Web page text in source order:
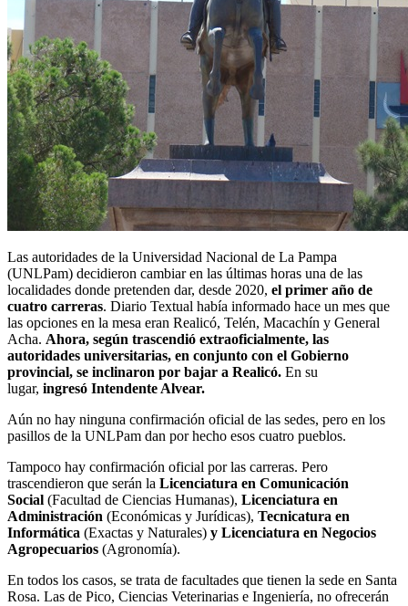
Las autoridades de la Universidad Nacional de La Pampa
(UNLPam) decidieron cambiar en las últimas horas una de las
localidades donde pretenden dar, desde 2020, el primer año de
cuatro carreras. Diario Textual había informado hace un mes que
las opciones en la mesa eran Realicó, Telén, Macachín y General
Acha. Ahora, según trascendió extraoficialmente, las
autoridades universitarias, en conjunto con el Gobierno
provincial, se inclinaron por bajar a Realicó. En su
lugar, ingresó Intendente Alvear.
Aún no hay ninguna confirmación oficial de las sedes, pero en los
pasillos de la UNLPam dan por hecho esos cuatro pueblos.
Tampoco hay confirmación oficial por las carreras. Pero
trascendieron que serán la Licenciatura en Comunicación
Social (Facultad de Ciencias Humanas), Licenciatura en
Administración (Económicas y Jurídicas), Tecnicatura en
Informática (Exactas y Naturales) y Licenciatura en Negocios
Agropecuarios (Agronomía).
En todos los casos, se trata de facultades que tienen la sede en Santa
Rosa. Las de Pico, Ciencias Veterinarias e Ingeniería, no ofrecerán